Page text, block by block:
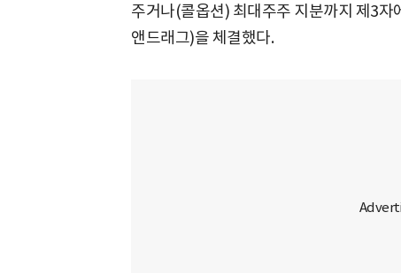
주거나(콜옵션) 최대주주 지분까지 제3
앤드래그)을 체결했다.